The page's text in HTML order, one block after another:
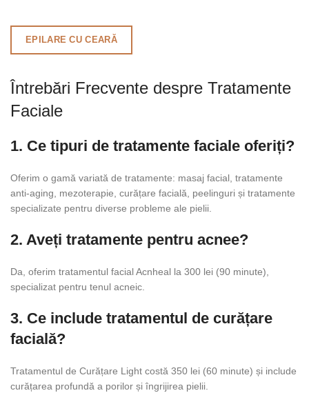
EPILARE CU CEARĂ
Întrebări Frecvente despre Tratamente
Faciale
1. Ce tipuri de tratamente faciale oferiți?
Oferim o gamă variată de tratamente: masaj facial, tratamente
anti-aging, mezoterapie, curățare facială, peelinguri și tratamente
specializate pentru diverse probleme ale pielii.
2. Aveți tratamente pentru acnee?
Da, oferim tratamentul facial Acnheal la 300 lei (90 minute),
specializat pentru tenul acneic.
3. Ce include tratamentul de curățare
facială?
Tratamentul de Curățare Light costă 350 lei (60 minute) și include
curățarea profundă a porilor și îngrijirea pielii.